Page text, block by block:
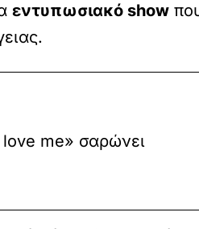
εντυπωσιακό show
me» σαρώνει